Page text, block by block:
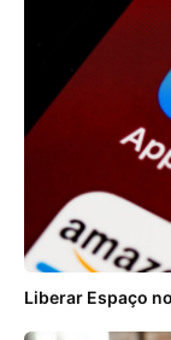
Liberar Espaço